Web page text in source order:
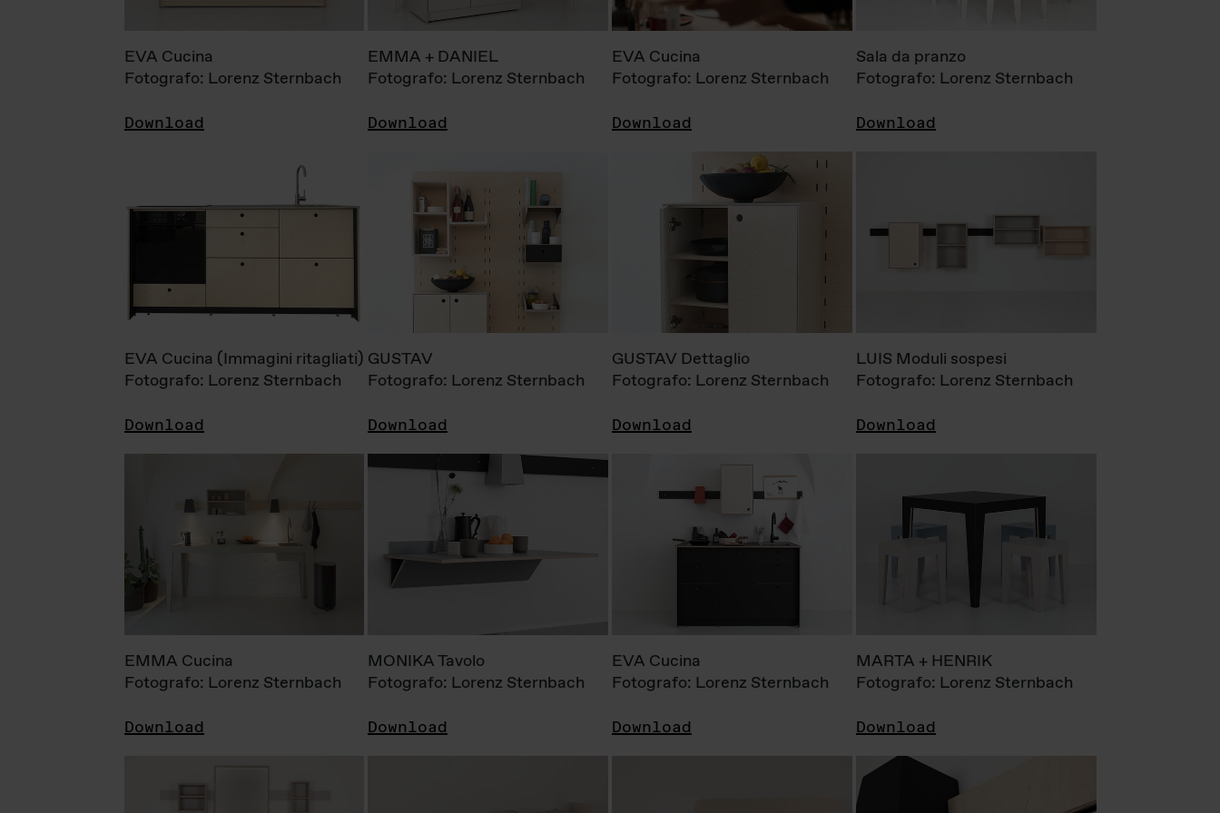
EVA Cucina
Fotografo: Lorenz Sternbach
Download
EMMA + DANIEL
Fotografo: Lorenz Sternbach
Download
EVA Cucina
Fotografo: Lorenz Sternbach
Download
Sala da pranzo
Fotografo: Lorenz Sternbach
Download
EVA Cucina (Immagini ritagliati)
Fotografo: Lorenz Sternbach
Download
GUSTAV
Fotografo: Lorenz Sternbach
Download
GUSTAV Dettaglio
Fotografo: Lorenz Sternbach
Download
LUIS Moduli sospesi
Fotografo: Lorenz Sternbach
Download
EMMA Cucina
Fotografo: Lorenz Sternbach
Download
MONIKA Tavolo
Fotografo: Lorenz Sternbach
Download
EVA Cucina
Fotografo: Lorenz Sternbach
Download
MARTA + HENRIK
Fotografo: Lorenz Sternbach
Download